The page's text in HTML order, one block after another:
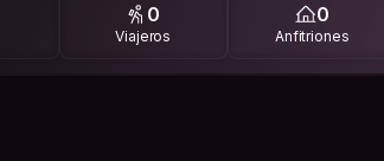
0
Viajeros
0
Anfitriones